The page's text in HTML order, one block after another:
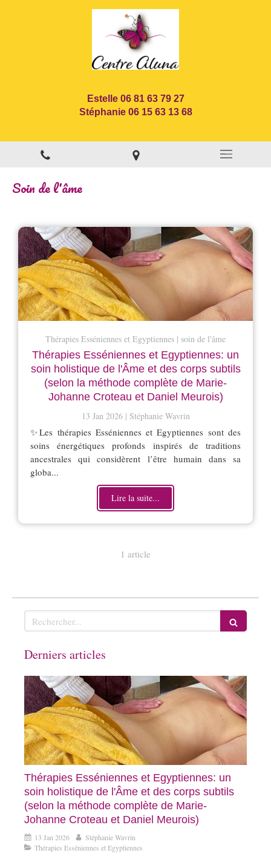
Estelle 06 81 63 79 27
Stéphanie 06 15 63 13 68
Soin de l'âme
Thérapies Esséniennes et Egyptiennes soin de l'âme
Thérapies Esséniennes et Egyptiennes: un
soin holistique de l'Âme et des corps subtils
(selon la méthode complète de Marie-
Johanne Croteau et Daniel Meurois)
13 Jan 2026 Stéphanie Wavrin
✨Les thérapies Esséniennes et Egyptiennes sont des
soins énergétiques profonds inspirés de traditions
ancestrales qui considèrent l’être humain dans sa
globa...
Lire la suite...
1 article
Rechercher
Derniers articles
Thérapies Esséniennes et Egyptiennes: un
soin holistique de l'Âme et des corps subtils
(selon la méthode complète de Marie-
Johanne Croteau et Daniel Meurois)
13 Jan 2026
Stéphanie Wavrin
Thérapies Esséniennes et Egyptiennes